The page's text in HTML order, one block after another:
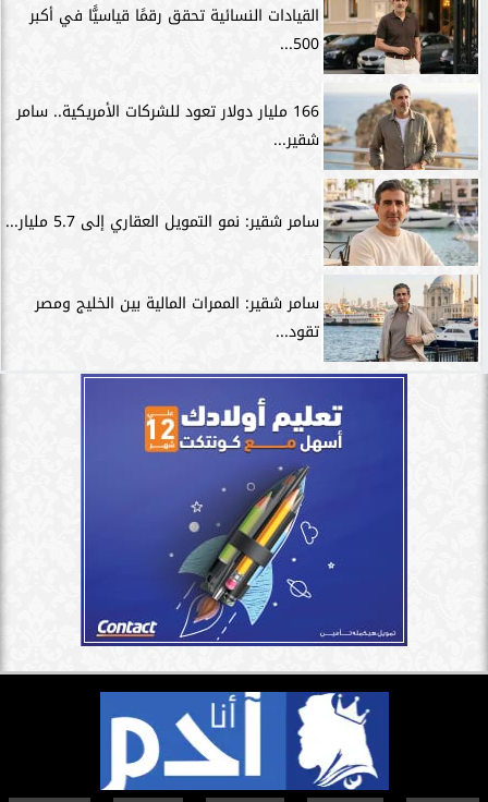
القيادات النسائية تحقق رقمًا قياسيًّا في أكبر
500...
166 مليار دولار تعود للشركات الأمريكية.. سامر
شقير...
سامر شقير: نمو التمويل العقاري إلى 5.7 مليار...
سامر شقير: الممرات المالية بين الخليج ومصر
تقود...